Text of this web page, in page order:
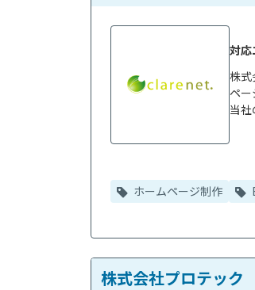
株式
ペー
当
対応
ホームページ制作
株式会社プロテック